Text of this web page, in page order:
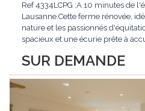
SUR DEMANDE
Ref 4334LCPG :A 10 minutes de
Lausanne.Cette ferme rénovée,
nature et les passionnés
spacieux et une écurie prête à
authentique et confort moderne. -
duplex 2,5 pièces, duplex 4,5